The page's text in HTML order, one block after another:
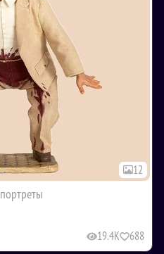
12
портреты
19.4K 688